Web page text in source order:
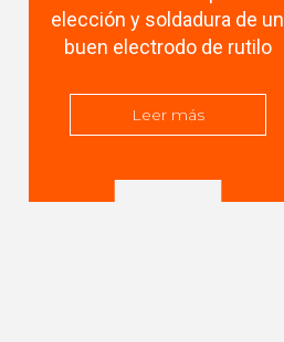
elección y soldadura de un
buen electrodo de rutilo
Leer más